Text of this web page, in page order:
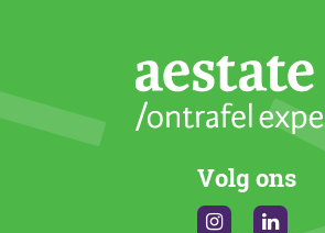
Volg ons